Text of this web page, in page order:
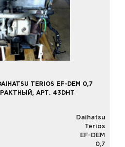
TERIOS EF-DEM 0,7
АРТ. 43DHT
Daihatsu
Terios
EF-DEM
0,7